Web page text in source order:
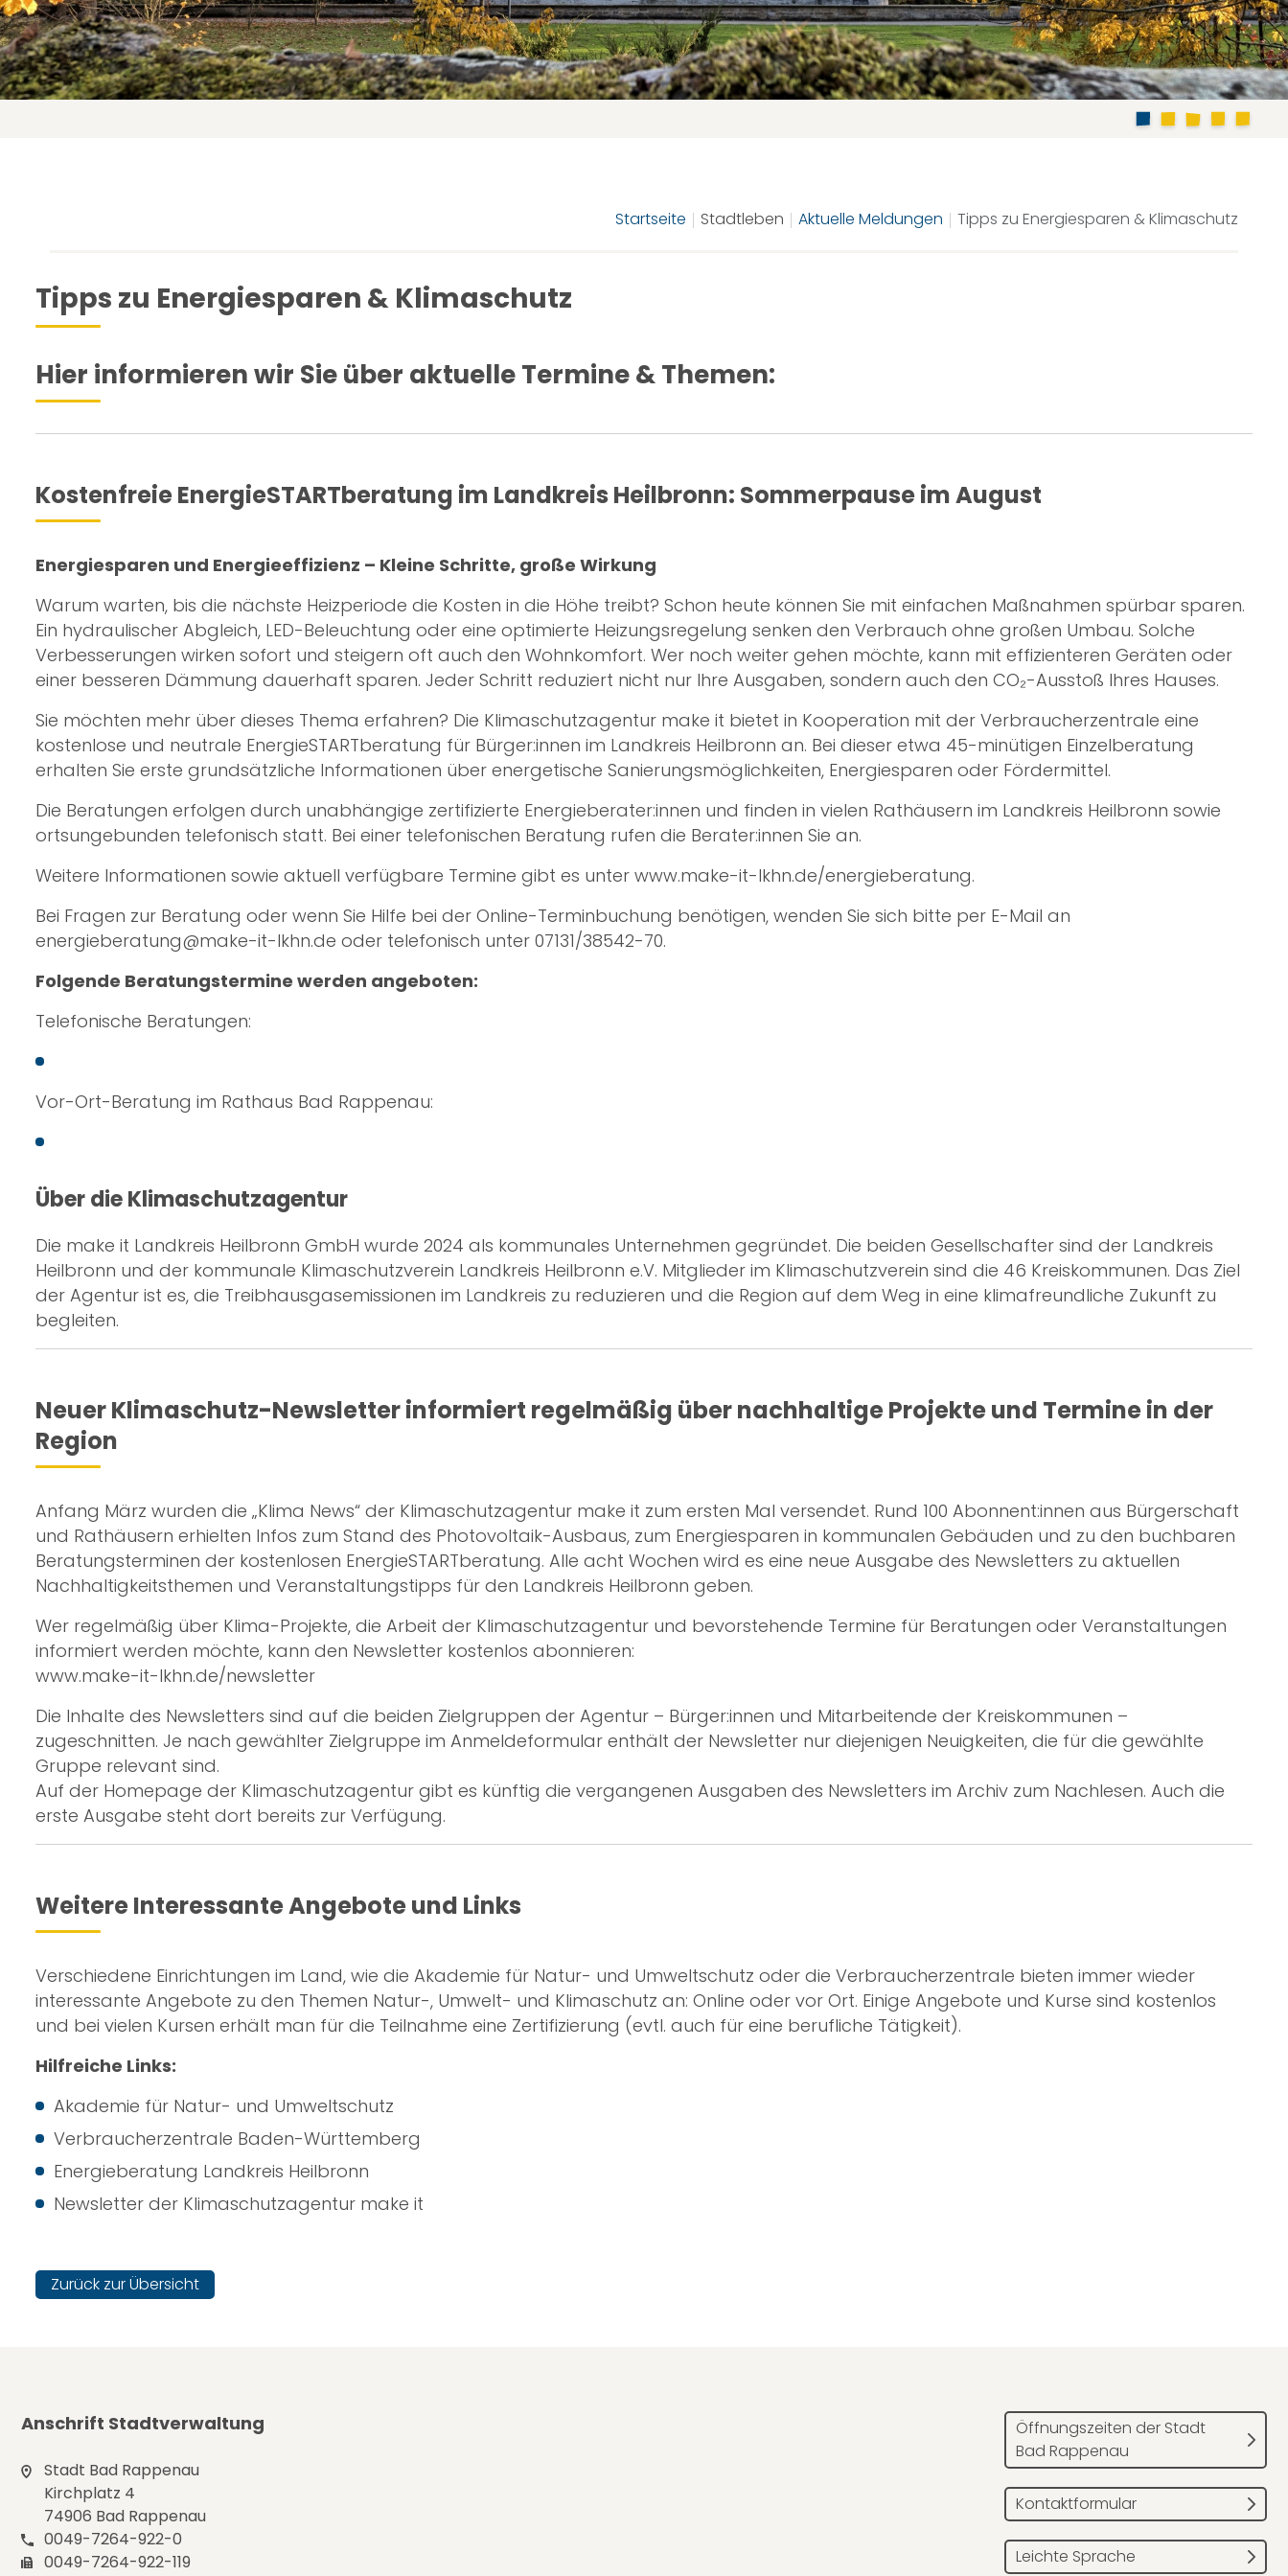
Startseite Stadtleben Aktuelle Meldungen Tipps zu Energiesparen & Klimaschutz
Tipps zu Energiesparen & Klimaschutz
Hier informieren wir Sie über aktuelle Termine & Themen:
Kostenfreie EnergieSTARTberatung im Landkreis Heilbronn: Sommerpause im August
Energiesparen und Energieeffizienz – Kleine Schritte, große Wirkung
Warum warten, bis die nächste Heizperiode die Kosten in die Höhe treibt? Schon heute können Sie mit einfachen Maßnahmen spürbar sparen.
Ein hydraulischer Abgleich, LED-Beleuchtung oder eine optimierte Heizungsregelung senken den Verbrauch ohne großen Umbau. Solche
Verbesserungen wirken sofort und steigern oft auch den Wohnkomfort. Wer noch weiter gehen möchte, kann mit effizienteren Geräten oder
einer besseren Dämmung dauerhaft sparen. Jeder Schritt reduziert nicht nur Ihre Ausgaben, sondern auch den CO₂-Ausstoß Ihres Hauses.
Sie möchten mehr über dieses Thema erfahren? Die Klimaschutzagentur make it bietet in Kooperation mit der Verbraucherzentrale eine
kostenlose und neutrale EnergieSTARTberatung für Bürger:innen im Landkreis Heilbronn an. Bei dieser etwa 45-minütigen Einzelberatung
erhalten Sie erste grundsätzliche Informationen über energetische Sanierungsmöglichkeiten, Energiesparen oder Fördermittel.
Die Beratungen erfolgen durch unabhängige zertifizierte Energieberater:innen und finden in vielen Rathäusern im Landkreis Heilbronn sowie
ortsungebunden telefonisch statt. Bei einer telefonischen Beratung rufen die Berater:innen Sie an.
Weitere Informationen sowie aktuell verfügbare Termine gibt es unter www.make-it-lkhn.de/energieberatung.
Bei Fragen zur Beratung oder wenn Sie Hilfe bei der Online-Terminbuchung benötigen, wenden Sie sich bitte per E-Mail an
energieberatung@make-it-lkhn.de oder telefonisch unter 07131/38542-70.
Folgende Beratungstermine werden angeboten:
Telefonische Beratungen:
Vor-Ort-Beratung im Rathaus Bad Rappenau:
Über die Klimaschutzagentur
Die make it Landkreis Heilbronn GmbH wurde 2024 als kommunales Unternehmen gegründet. Die beiden Gesellschafter sind der Landkreis
Heilbronn und der kommunale Klimaschutzverein Landkreis Heilbronn e.V. Mitglieder im Klimaschutzverein sind die 46 Kreiskommunen. Das Ziel
der Agentur ist es, die Treibhausgasemissionen im Landkreis zu reduzieren und die Region auf dem Weg in eine klimafreundliche Zukunft zu
begleiten.
Neuer Klimaschutz-Newsletter informiert regelmäßig über nachhaltige Projekte und Termine in der
Region
Anfang März wurden die „Klima News“ der Klimaschutzagentur make it zum ersten Mal versendet. Rund 100 Abonnent:innen aus Bürgerschaft
und Rathäusern erhielten Infos zum Stand des Photovoltaik-Ausbaus, zum Energiesparen in kommunalen Gebäuden und zu den buchbaren
Beratungsterminen der kostenlosen EnergieSTARTberatung. Alle acht Wochen wird es eine neue Ausgabe des Newsletters zu aktuellen
Nachhaltigkeitsthemen und Veranstaltungstipps für den Landkreis Heilbronn geben.
Wer regelmäßig über Klima-Projekte, die Arbeit der Klimaschutzagentur und bevorstehende Termine für Beratungen oder Veranstaltungen
informiert werden möchte, kann den Newsletter kostenlos abonnieren:
www.make-it-lkhn.de/newsletter
Die Inhalte des Newsletters sind auf die beiden Zielgruppen der Agentur – Bürger:innen und Mitarbeitende der Kreiskommunen –
zugeschnitten. Je nach gewählter Zielgruppe im Anmeldeformular enthält der Newsletter nur diejenigen Neuigkeiten, die für die gewählte
Gruppe relevant sind.
Auf der Homepage der Klimaschutzagentur gibt es künftig die vergangenen Ausgaben des Newsletters im Archiv zum Nachlesen. Auch die
erste Ausgabe steht dort bereits zur Verfügung.
Weitere Interessante Angebote und Links
Verschiedene Einrichtungen im Land, wie die Akademie für Natur- und Umweltschutz oder die Verbraucherzentrale bieten immer wieder
interessante Angebote zu den Themen Natur-, Umwelt- und Klimaschutz an: Online oder vor Ort. Einige Angebote und Kurse sind kostenlos
und bei vielen Kursen erhält man für die Teilnahme eine Zertifizierung (evtl. auch für eine berufliche Tätigkeit).
Hilfreiche Links:
Akademie für Natur- und Umweltschutz
Verbraucherzentrale Baden-Württemberg
Energieberatung Landkreis Heilbronn
Newsletter der Klimaschutzagentur make it
Zurück zur Übersicht
Anschrift Stadtverwaltung
Stadt Bad Rappenau
Kirchplatz 4
74906 Bad Rappenau
0049-7264-922-0
0049-7264-922-119
Öffnungszeiten der Stadt
Bad Rappenau
Kontaktformular
Leichte Sprache